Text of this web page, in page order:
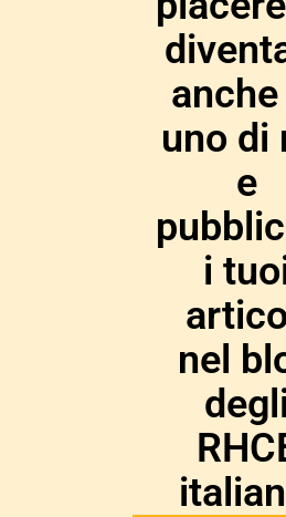
uno di
e
i
nel